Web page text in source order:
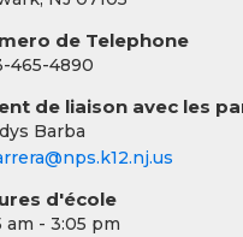
de Telephone
465-4890
de liaison avec les
Barba
d'école
am - 3:05 pm